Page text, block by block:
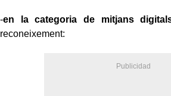
-en la categoria de mitjans
reconeixement: